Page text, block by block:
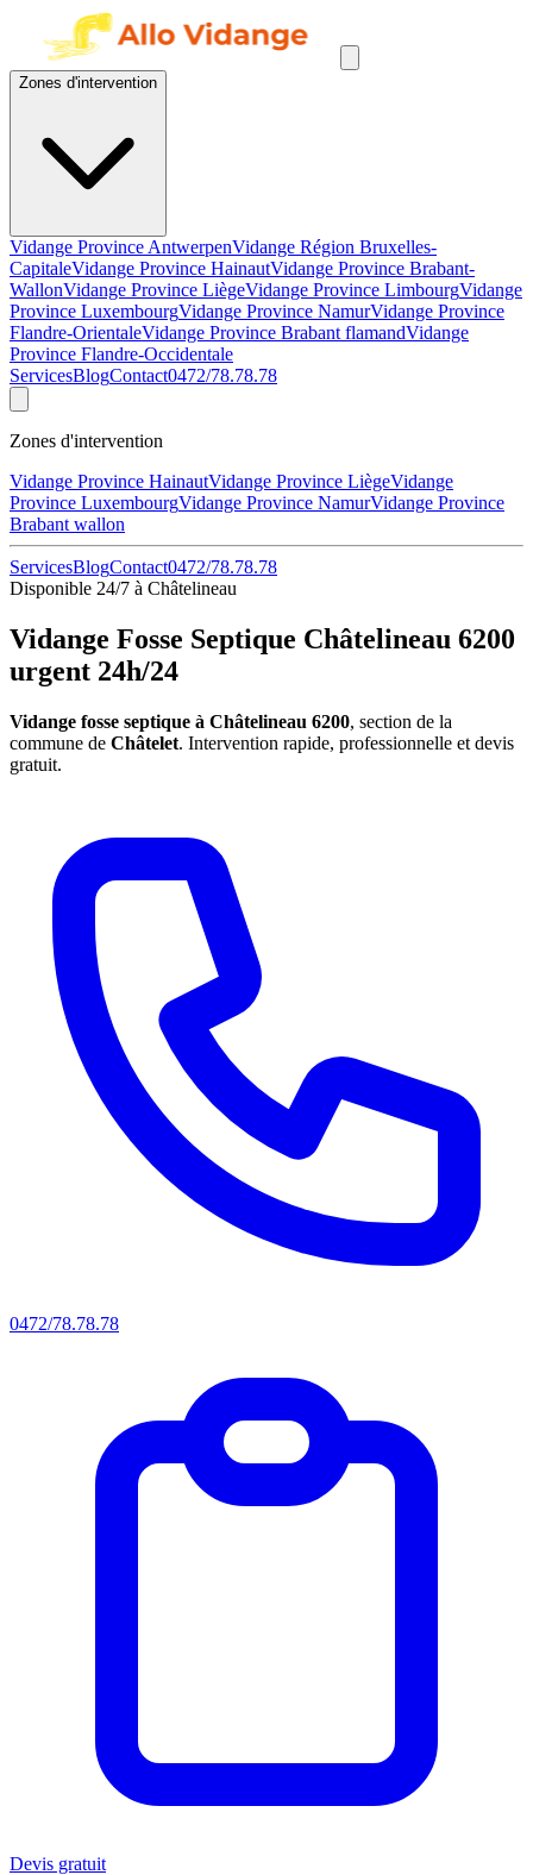
Zones d'intervention
Vidange Province AntwerpenVidange Région Bruxelles-
CapitaleVidange Province HainautVidange Province Brabant-
WallonVidange Province LiègeVidange Province LimbourgVidange
Province LuxembourgVidange Province NamurVidange Province
Flandre-OrientaleVidange Province Brabant flamandVidange
Province Flandre-Occidentale
ServicesBlogContact0472/78.78.78
Zones d'intervention
Vidange Province HainautVidange Province LiègeVidange
Province LuxembourgVidange Province NamurVidange Province
Brabant wallon
ServicesBlogContact0472/78.78.78
Disponible 24/7 à Châtelineau
Vidange Fosse Septique Châtelineau 6200
urgent 24h/24
Vidange fosse septique à Châtelineau 6200, section de la
commune de Châtelet. Intervention rapide, professionnelle et devis
gratuit.
0472/78.78.78
Devis gratuit